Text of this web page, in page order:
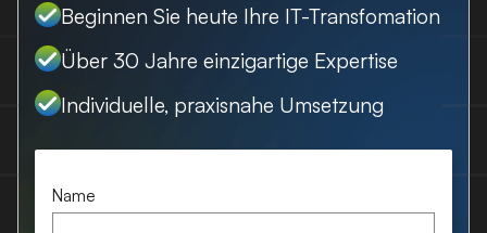
Beginnen Sie heute Ihre IT-Transfomation
Über 30 Jahre einzigartige Expertise
Individuelle, praxisnahe Umsetzung
Name